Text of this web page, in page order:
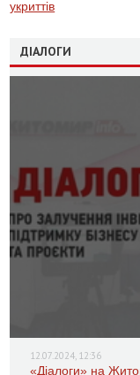
укриттів
ДІАЛОГИ
12.07.2024, 12:36
«Діалоги» на